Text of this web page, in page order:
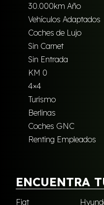
30.000km Año
Vehículos Adaptados
Coches de Lujo
Sin Carnet
Sin Entrada
KM 0
4×4
Turismo
Berlinas
Coches GNC
Renting Empleados
ENCUENTRA
Fiat